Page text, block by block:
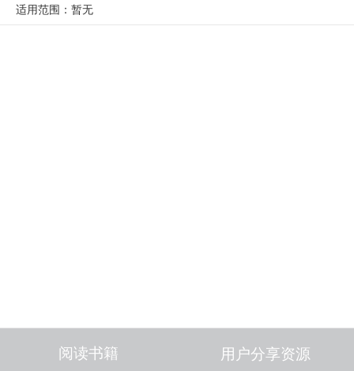
适用范围：暂无
阅读书籍 用户分享资源